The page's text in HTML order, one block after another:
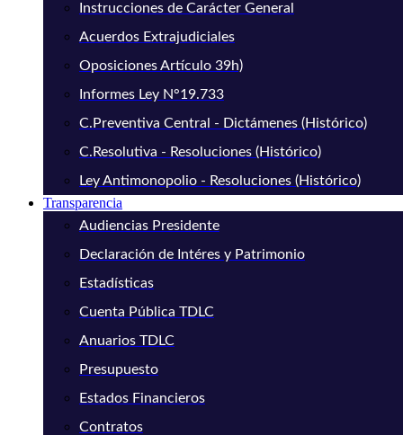
Instrucciones de Carácter General
Acuerdos Extrajudiciales
Oposiciones Artículo 39h)
Informes Ley N°19.733
C.Preventiva Central - Dictámenes (Histórico)
C.Resolutiva - Resoluciones (Histórico)
Ley Antimonopolio - Resoluciones (Histórico)
Transparencia
Audiencias Presidente
Declaración de Intéres y Patrimonio
Estadísticas
Cuenta Pública TDLC
Anuarios TDLC
Presupuesto
Estados Financieros
Contratos